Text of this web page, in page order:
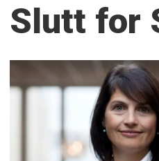
Slutt for